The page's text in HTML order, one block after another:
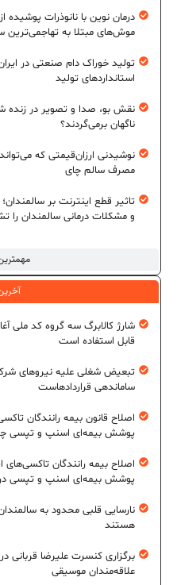
موش‌های مبتلا به تهاجمی‌ترین
تولید خوراک دام صنعتی در
استانداردهای تولید
نقش بو، صدا و تصویر در زنده
ناگهان برمی‌گردند؟
نوشیدنی ارزان‌قیمتی که
مصرف سالم چای
تاثیر قطع اینترنت بر
و مشکلات درمانی سالمندان را
شارژ کالابرگ سه گروه کد ملی
قابل استفاده است
تبعیض شغلی علیه نیروهای
ساماندهی قراردادهاست
اصلاح قانون بیمه رانندگان
پوشش بیمه‌ای اسنپ و تپسی
اصلاح بیمه رانندگان
پوشش بیمه‌ای اسنپ و تپسی در
نارسایی قلبی محدود به
هستند
برگزاری کنسرت علیرضا قربانی
علاقه‌مندان موسیقی